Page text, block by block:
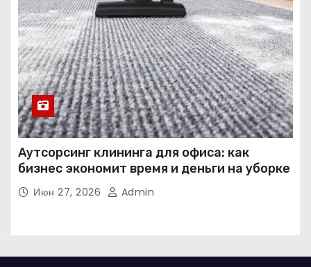
Аутсорсинг клининга для офиса: как
бизнес экономит время и деньги на уборке
Июн 27, 2026 Admin